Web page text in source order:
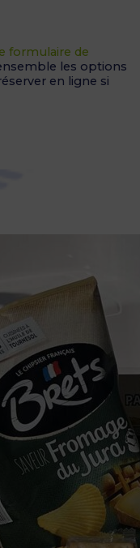
formulaire de
les options
en ligne si